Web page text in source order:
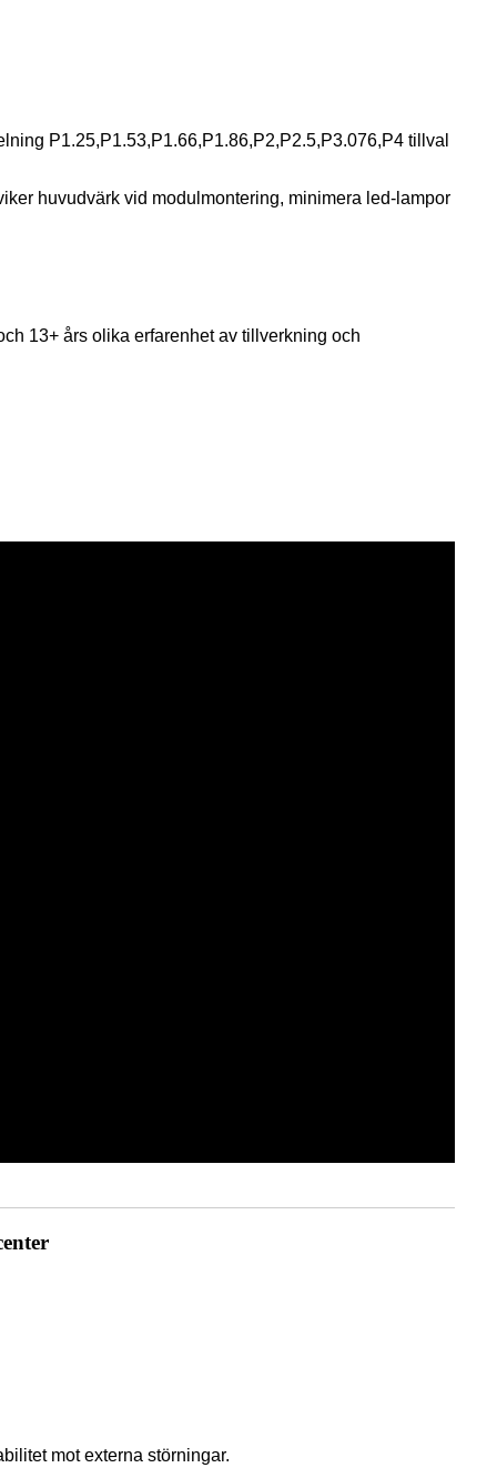
P1.25,P1.53,P1.66,P1.86,P2,P2.5,P3.076,P4 tillval
huvudvärk vid modulmontering, minimera led-lampor
13+ års olika erfarenhet av tillverkning och
mot externa störningar.